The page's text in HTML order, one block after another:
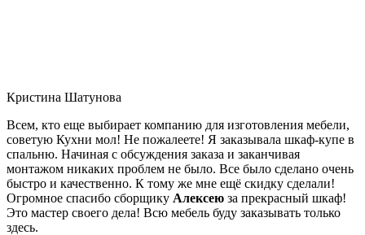
Кристина Шатунова
Всем, кто еще выбирает компанию для изготовления мебели,
советую Кухни мол! Не пожалеете! Я заказывала шкаф-купе в
спальню. Начиная с обсуждения заказа и заканчивая
монтажом никаких проблем не было. Все было сделано очень
быстро и качественно. К тому же мне ещё скидку сделали!
Огромное спасибо сборщику Алексею за прекрасный шкаф!
Это мастер своего дела! Всю мебель буду заказывать только
здесь.